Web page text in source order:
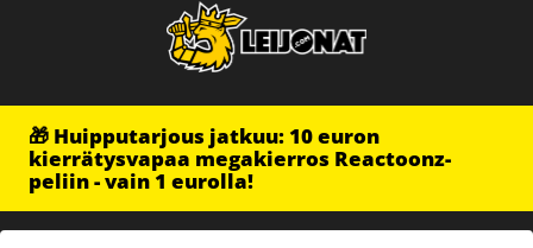
🎁 Huipputarjous jatkuu: 10 euron
kierrätysvapaa megakierros Reactoonz-
peliin - vain 1 eurolla!